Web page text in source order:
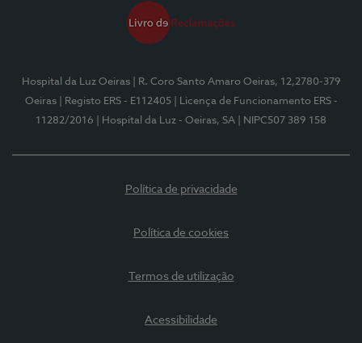
Hospital da Luz Oeiras
| R. Coro Santo Amaro Oeiras, 12,2780-379
Oeiras
| Registo ERS - E112405
| Licença de Funcionamento ERS -
11282/2016
| Hospital da Luz - Oeiras, SA | NIPC507 389 158
Política de privacidade
Política de cookies
Termos de utilização
Acessibilidade